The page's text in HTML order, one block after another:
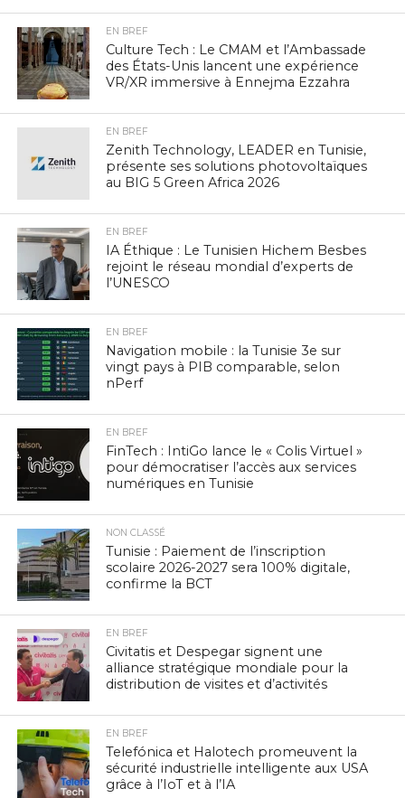
EN BREF
Culture Tech : Le CMAM et l’Ambassade
des États-Unis lancent une expérience
VR/XR immersive à Ennejma Ezzahra
EN BREF
Zenith Technology, LEADER en Tunisie,
présente ses solutions photovoltaïques
au BIG 5 Green Africa 2026
EN BREF
IA Éthique : Le Tunisien Hichem Besbes
rejoint le réseau mondial d’experts de
l’UNESCO
EN BREF
Navigation mobile : la Tunisie 3e sur
vingt pays à PIB comparable, selon
nPerf
EN BREF
FinTech : IntiGo lance le « Colis Virtuel »
pour démocratiser l’accès aux services
numériques en Tunisie
NON CLASSÉ
Tunisie : Paiement de l’inscription
scolaire 2026-2027 sera 100% digitale,
confirme la BCT
EN BREF
Civitatis et Despegar signent une
alliance stratégique mondiale pour la
distribution de visites et d’activités
EN BREF
Telefónica et Halotech promeuvent la
sécurité industrielle intelligente aux USA
grâce à l’IoT et à l’IA